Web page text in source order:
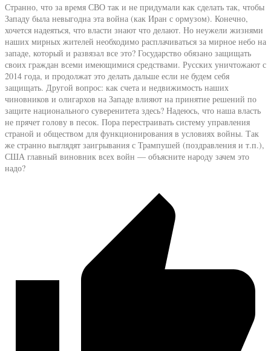
Странно, что за время СВО так и не придумали как сделать так, чтобы
Западу была невыгодна эта война (как Иран с ормузом). Конечно,
хочется надеяться, что власти знают что делают. Но неужели жизнями
наших мирных жителей необходимо расплачиваться за мирное небо на
западе, который и развязал все это? Государство обязано защищать
своих граждан всеми имеющимися средствами. Русских уничтожают с
2014 года, и продолжат это делать дальше если не будем себя
защищать. Другой вопрос: как счета и недвижимость наших
чиновников и олигархов на Западе влияют на принятие решений по
защите национального суверенитета здесь? Надеюсь, что наша власть
не прячет голову в песок. Пора перестраивать систему управления
страной и обществом для функционирования в условиях войны. Так
же странно выглядят заигрывания с Трампушей (поздравления и т.п.),
США главный виновник всех войн — объясните народу зачем это
надо?